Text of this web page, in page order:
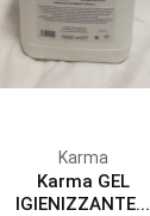
Karma
Karma GEL
IGIENIZZANTE...